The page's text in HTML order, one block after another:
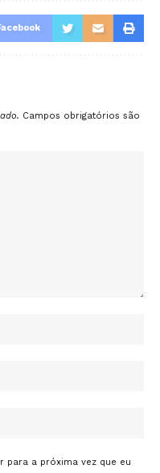
Campos obrigatórios são
para a próxima vez que eu